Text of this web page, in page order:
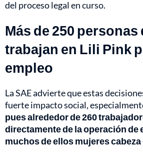
del proceso legal en curso.
Más de 250 personas
trabajan en Lili Pink
empleo
La SAE advierte que estas
fuerte impacto social,
pues alrededor de 260
directamente de la operación de
muchos de ellos mujeres cabeza